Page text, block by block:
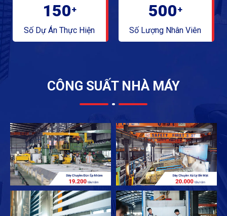
150+
Số Dự Án Thực Hiện
500+
Số Lượng Nhân Viên
CÔNG SUẤT NHÀ MÁY